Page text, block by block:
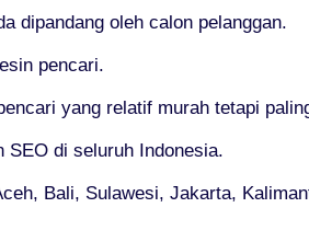
dipandang oleh calon pelanggan.
pencari.
yang relatif murah tetapi
di seluruh Indonesia.
Bali, Sulawesi, Jakarta,